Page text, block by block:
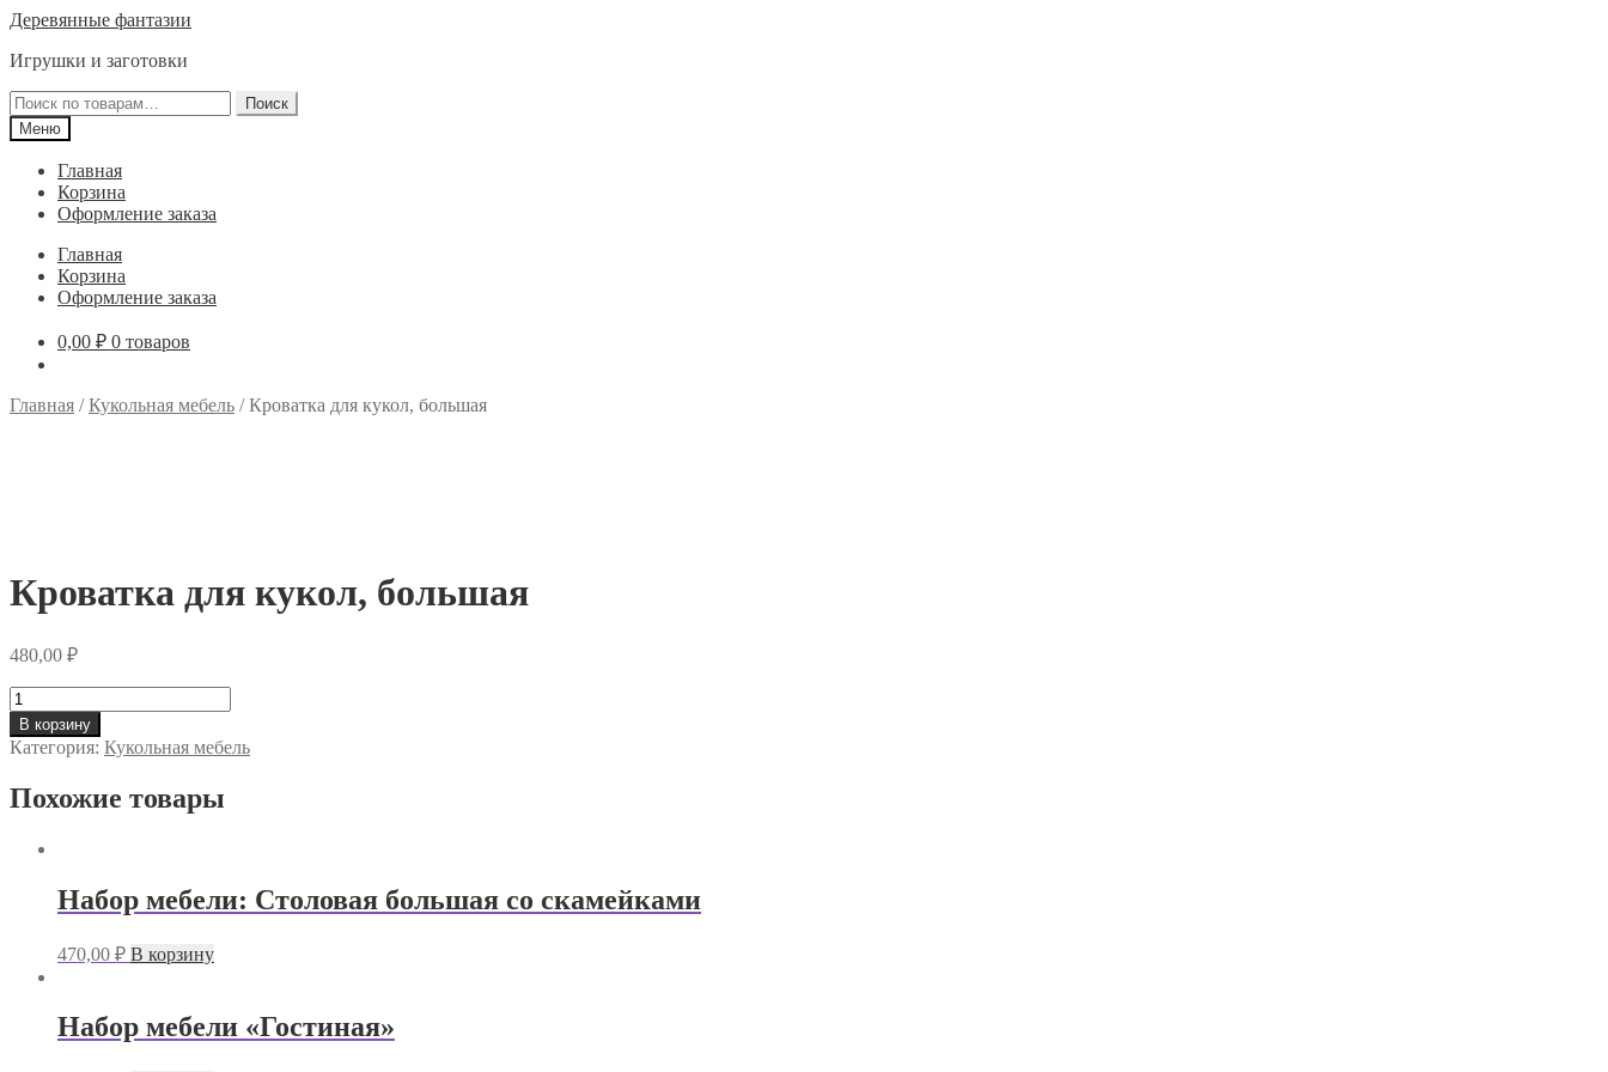
Перейти
навигации
Перейти
содержимому
Деревянные фантазии
Игрушки и заготовки
Искать:
Поиск
Меню
Главная
Корзина
Оформление заказа
Главная
Корзина
Оформление заказа
0,00 ₽ 0 товаров
Главная /Кукольная мебель /Кроватка для кукол, большая
Кроватка для кукол, большая
480,00 ₽
Количество
товара
Кроватка
для
большая
В корзину
Категория: Кукольная мебель
Похожие товары
Набор мебели: Столовая большая со скамейками
470,00 ₽ В корзину
Набор мебели «Гостиная»